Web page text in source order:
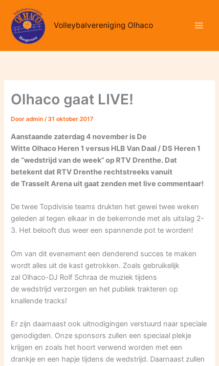
naar
inhoud
Volleybalvereniging Olhaco
Olhaco gaat LIVE!
Dooradmin/ 31 oktober 2017
Aanstaande zaterdag 4 november is De
WitteOlhaco Heren 1versus HLB Van Daal / DS Heren 1
de “wedstrijd van de week” op RTV Drenthe. Dat
betekent dat RTV Drenthe rechtstreeks vanuit
deTrasselt Arena uit gaat zenden met live commentaar!
De twee Topdivisie teams drukten het gewei twee weken
geleden al tegen elkaar in de bekerronde met als uitslag 2-
3. Het belooft dus weer een spannende pot te worden!
Om van dit evenement een denderend succes te maken
wordt alles uit de kast getrokken. Zoals gebruikelijk
zal Olhaco-DJ Rolf Schraa de muziek tijdens
de wedstrijd verzorgen en het publiek trakteren op
knallende tracks!
Er zijn daarnaast ook uitnodigingen verstuurd naar speciale
genodigden. Onze sponsors zullen een speciaal plekje
krijgen en zoals het hoort verwend worden met een
drankje en een hapje tijdens de wedstrijd. Daarnaast zullen